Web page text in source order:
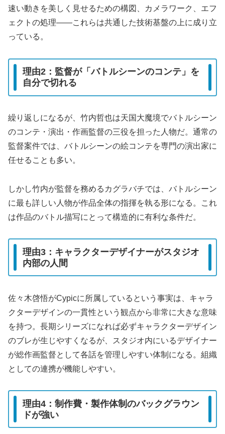
速い動きを美しく見せるための構図、カメラワーク、エフ
ェクトの処理——これらは共通した技術基盤の上に成り立
っている。
理由2：監督が「バトルシーンのコンテ」を
自分で切れる
繰り返しになるが、竹内哲也は天国大魔境でバトルシーン
のコンテ・演出・作画監督の三役を担った人物だ。通常の
監督案件では、バトルシーンの絵コンテを専門の演出家に
任せることも多い。
しかし竹内が監督を務めるカグラバチでは、バトルシーン
に最も詳しい人物が作品全体の指揮を執る形になる。これ
は作品のバトル描写にとって構造的に有利な条件だ。
理由3：キャラクターデザイナーがスタジオ
内部の人間
佐々木啓悟がCypicに所属しているという事実は、キャラ
クターデザインの一貫性という観点から非常に大きな意味
を持つ。長期シリーズになれば必ずキャラクターデザイン
のブレが生じやすくなるが、スタジオ内にいるデザイナー
が総作画監督として各話を管理しやすい体制になる。組織
としての連携が機能しやすい。
理由4：制作費・製作体制のバックグラウン
ドが強い